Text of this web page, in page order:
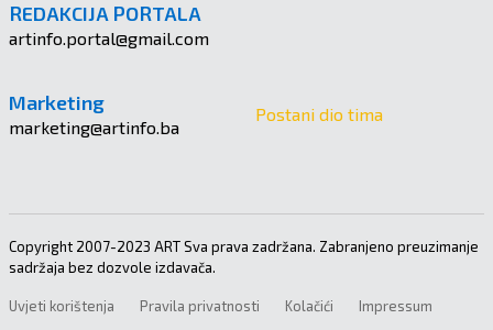
REDAKCIJA PORTALA
artinfo.portal@gmail.com
Marketing
marketing@artinfo.ba
Postani dio tima
Copyright 2007-2023 ART Sva prava zadržana. Zabranjeno preuzimanje
sadržaja bez dozvole izdavača.
Uvjeti korištenja Pravila privatnosti Kolačići Impressum